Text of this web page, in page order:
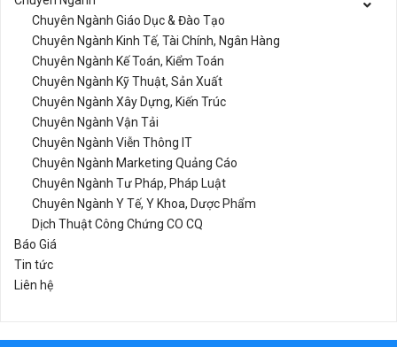
Chuyên Ngành Giáo Dục & Đào Tạo
Chuyên Ngành Kinh Tế, Tài Chính, Ngân Hàng
Chuyên Ngành Kế Toán, Kiểm Toán
Chuyên Ngành Kỹ Thuật, Sản Xuất
Chuyên Ngành Xây Dựng, Kiến Trúc
Chuyên Ngành Vận Tải
Chuyên Ngành Viễn Thông IT
Chuyên Ngành Marketing Quảng Cáo
Chuyên Ngành Tư Pháp, Pháp Luật
Chuyên Ngành Y Tế, Y Khoa, Dược Phẩm
Dịch Thuật Công Chứng CO CQ
Báo Giá
Tin tức
Liên hệ